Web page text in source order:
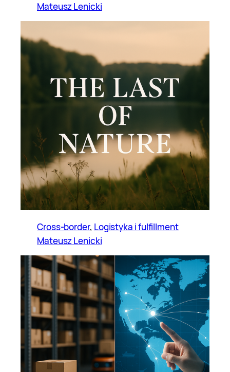
Mateusz Lenicki
Cross-border, Logistyka i fulfillment
Mateusz Lenicki